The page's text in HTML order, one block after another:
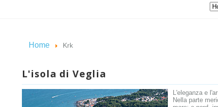
Home Krk
L'isola di Veglia
L'eleganza e
Nella parte